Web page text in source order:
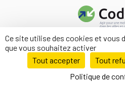
Menciones
Ce site utilise des cookies et vous
que vous souhaitez activer
Tout accepter
Tout
Politique de